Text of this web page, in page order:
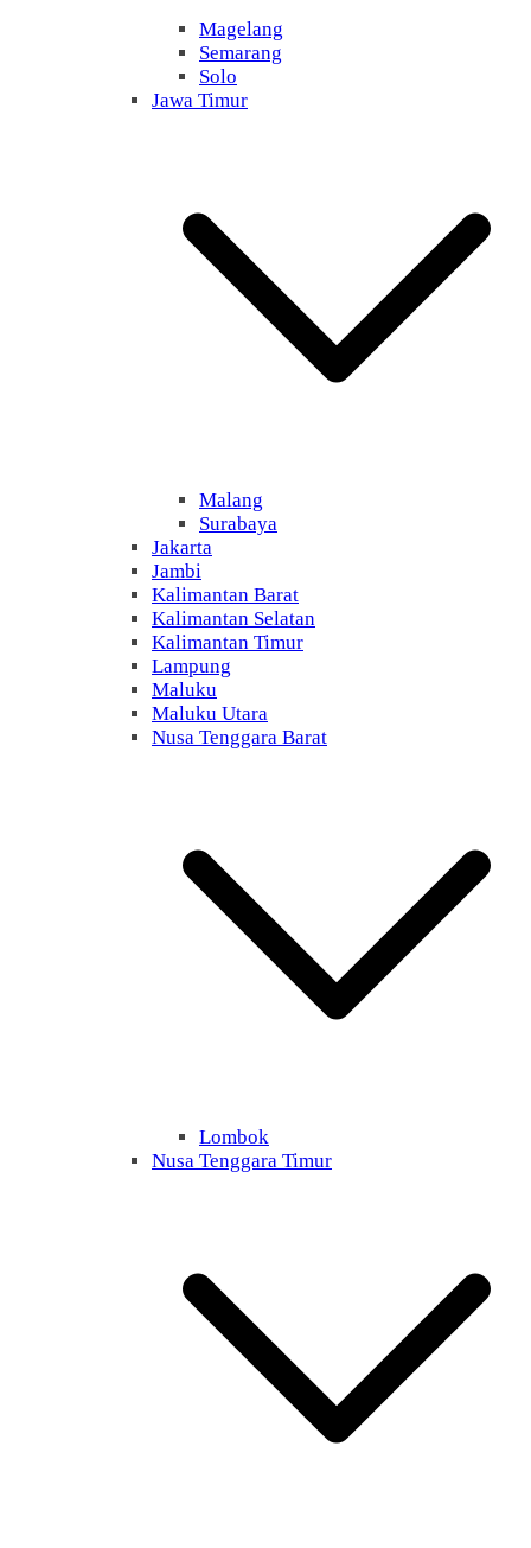
Magelang
Semarang
Solo
Jawa Timur
Malang
Surabaya
Jakarta
Jambi
Kalimantan Barat
Kalimantan Selatan
Kalimantan Timur
Lampung
Maluku
Maluku Utara
Nusa Tenggara Barat
Lombok
Nusa Tenggara Timur